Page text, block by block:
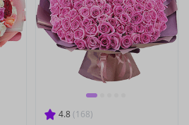
4.8 (168)